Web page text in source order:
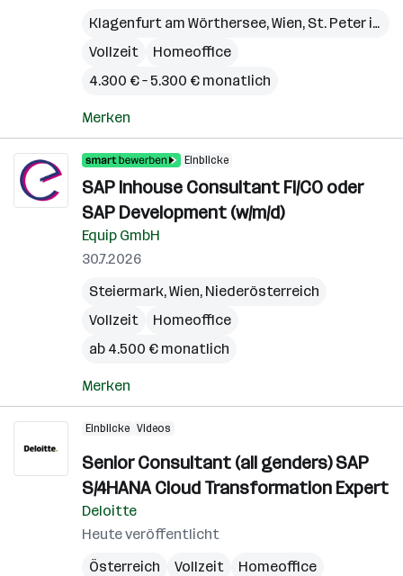
Klagenfurt am Wörthersee,Wien, St. Peter in der Au
Vollzeit
Homeoffice
4.300 € – 5.300 € monatlich
Merken
Einblicke
SAP Inhouse Consultant FI/CO oder
SAP Development (w/m/d)
Equip GmbH
30.7.2026
Steiermark,Wien, Niederösterreich
Vollzeit
Homeoffice
ab 4.500 € monatlich
Merken
Einblicke Videos
Senior Consultant (all genders) SAP
S/4HANA Cloud Transformation Expert
Deloitte
Heute veröffentlicht
Österreich
Vollzeit
Homeoffice